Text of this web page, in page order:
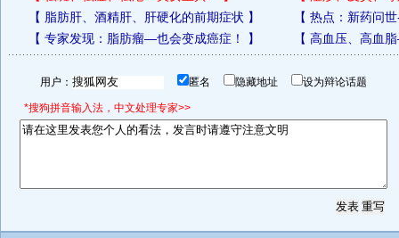
【 脂肪肝、酒精肝、肝硬化的前期症状 】 【 热点：新药问
【 专家发现：脂肪瘤—也会变成癌症！ 】 【 高血压、高血
用户： 匿名 隐藏地址 设为辩论话题
*搜狗拼音输入法，中文处理专家>>